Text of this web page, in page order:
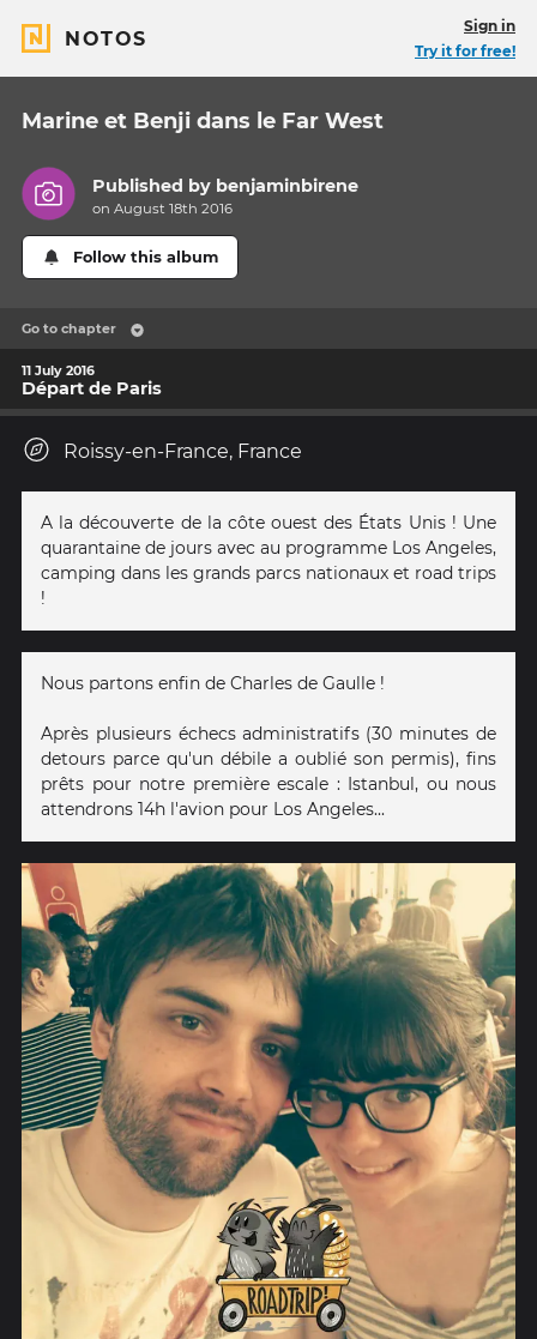
NOTOS
Sign in
Try it for free!
Marine et Benji dans le Far West
Published by benjaminbirene
on August 18th 2016
Follow this album
Go to chapter
11 July 2016
Départ de Paris
Roissy-en-France, France
A la découverte de la côte ouest des États Unis ! Une
quarantaine de jours avec au programme Los Angeles,
camping dans les grands parcs nationaux et road trips
!
Nous partons enfin de Charles de Gaulle !
Après plusieurs échecs administratifs (30 minutes de
detours parce qu'un débile a oublié son permis), fins
prêts pour notre première escale : Istanbul, ou nous
attendrons 14h l'avion pour Los Angeles...